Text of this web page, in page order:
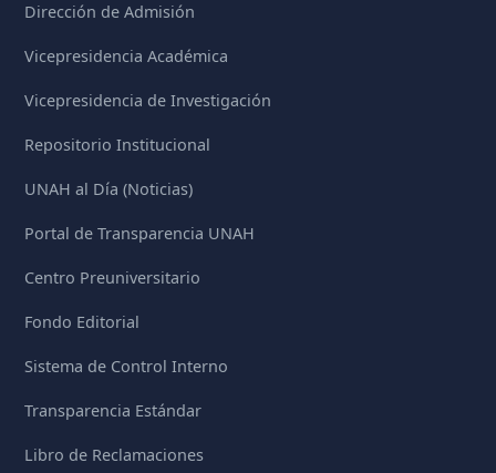
Dirección de Admisión
Vicepresidencia Académica
Vicepresidencia de Investigación
Repositorio Institucional
UNAH al Día (Noticias)
Portal de Transparencia UNAH
Centro Preuniversitario
Fondo Editorial
Sistema de Control Interno
Transparencia Estándar
Libro de Reclamaciones